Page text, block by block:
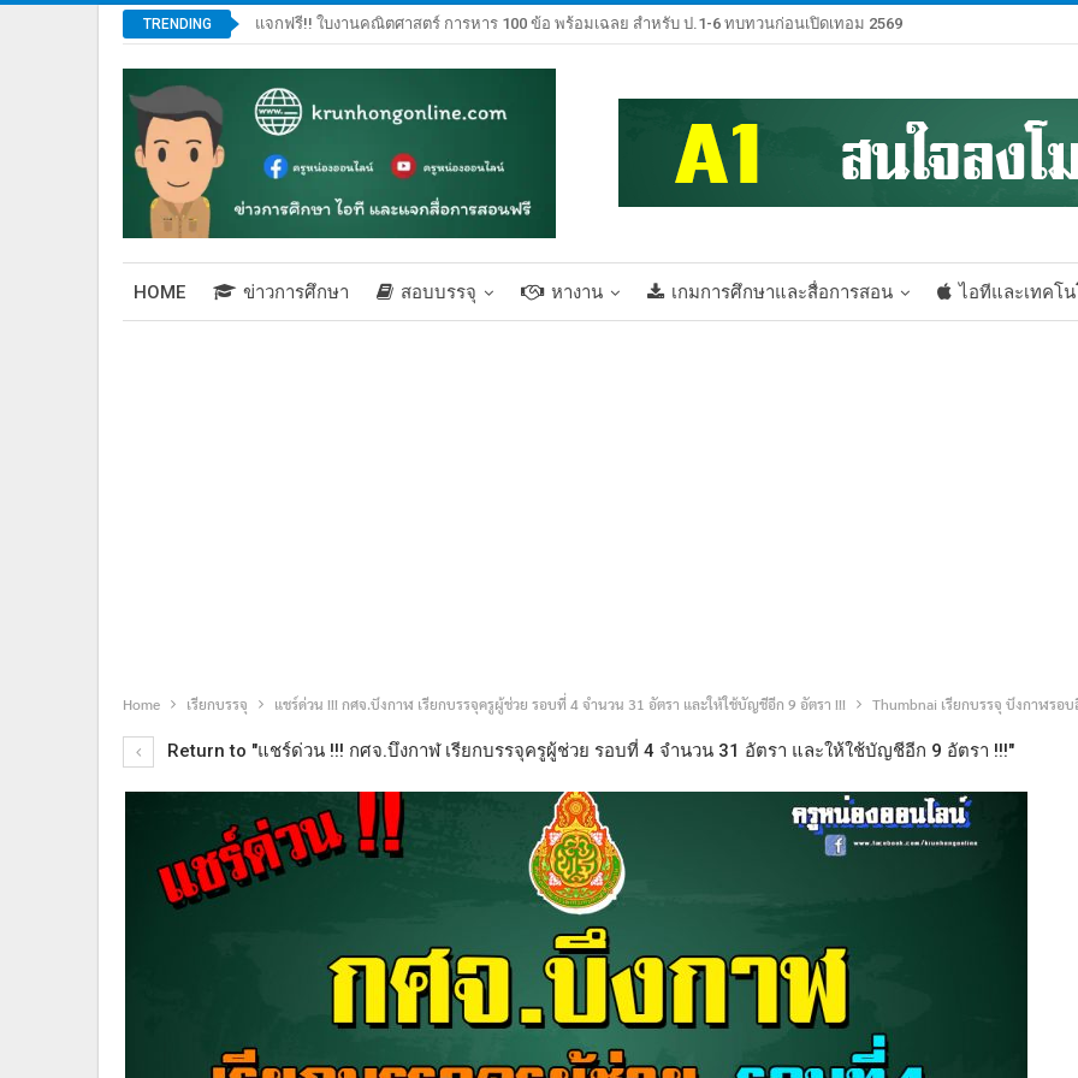
TRENDING แจกฟรี!! ใบงานคณิตศาสตร์ การหาร 100 ข้อ พร้อมเฉลย สำหรับ ป.1-6 ทบทวนก่อนเปิดเทอม 2569
HOME ข่าวการศึกษา สอบบรรจุ หางาน เกมการศึกษาและสื่อการสอน ไอทีและเทคโ
Home เรียกบรรจุ แชร์ด่วน !!! กศจ.บึงกาฬ เรียกบรรจุครูผู้ช่วย รอบที่ 4 จำนวน 31 อัตรา และให้ใช้บัญชีอีก 9 อัตรา !!! Thumbnai เรียกบรรจุ บึงกาฬรอบ
Return to "แชร์ด่วน !!! กศจ.บึงกาฬ เรียกบรรจุครูผู้ช่วย รอบที่ 4 จำนวน 31 อัตรา และให้ใช้บัญชีอีก 9 อัตรา !!!"